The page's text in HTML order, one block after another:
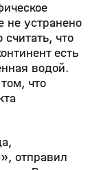
не устранено
что
есть
водой.
что
», отправил